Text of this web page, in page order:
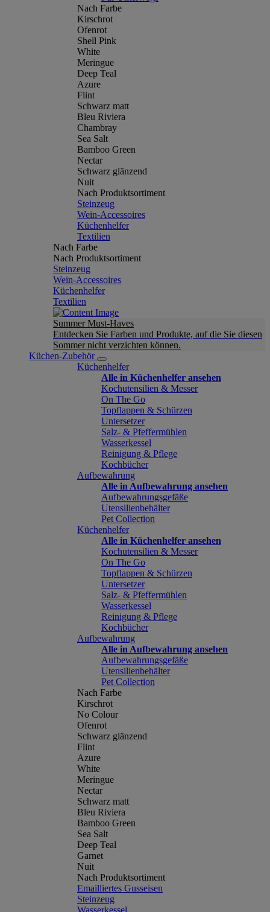
Nach Farbe
Kirschrot
Ofenrot
Shell Pink
White
Meringue
Deep Teal
Azure
Flint
Schwarz matt
Bleu Riviera
Chambray
Sea Salt
Bamboo Green
Nectar
Schwarz glänzend
Nuit
Nach Produktsortiment
Steinzeug
Wein-Accessoires
Küchenhelfer
Textilien
Nach Farbe
Nach Produktsortiment
Steinzeug
Wein-Accessoires
Küchenhelfer
Textilien
Summer Must-Haves
Entdecken Sie Farben und Produkte, auf die Sie diesen
Sommer nicht verzichten können.
Küchen-Zubehör
Küchenhelfer
Alle in Küchenhelfer ansehen
Kochutensilien & Messer
On The Go
Topflappen & Schürzen
Untersetzer
Salz- & Pfeffermühlen
Wasserkessel
Reinigung & Pflege
Kochbücher
Aufbewahrung
Alle in Aufbewahrung ansehen
Aufbewahrungsgefäße
Utensilienbehälter
Pet Collection
Küchenhelfer
Alle in Küchenhelfer ansehen
Kochutensilien & Messer
On The Go
Topflappen & Schürzen
Untersetzer
Salz- & Pfeffermühlen
Wasserkessel
Reinigung & Pflege
Kochbücher
Aufbewahrung
Alle in Aufbewahrung ansehen
Aufbewahrungsgefäße
Utensilienbehälter
Pet Collection
Nach Farbe
Kirschrot
No Colour
Ofenrot
Schwarz glänzend
Flint
Azure
White
Meringue
Nectar
Schwarz matt
Bleu Riviera
Bamboo Green
Sea Salt
Deep Teal
Garnet
Nuit
Nach Produktsortiment
Emailliertes Gusseisen
Steinzeug
Wasserkessel